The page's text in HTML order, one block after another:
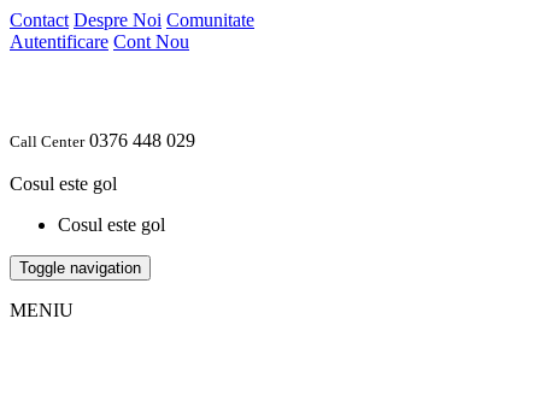
Contact Despre Noi Comunitate
Autentificare Cont Nou
Call Center0376 448 029
Cosul este gol
Cosul este gol
Toggle navigation
MENIU